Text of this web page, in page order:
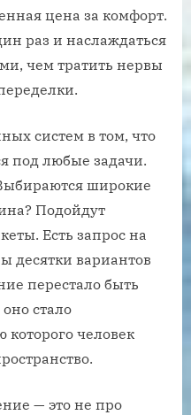
цена за комфорт.
раз и наслаждаться
чем тратить нервы
систем в том, что
под любые задачи.
широкие
Подойдут
Есть запрос на
десятки вариантов
перестало быть
стало
человек
— это не про